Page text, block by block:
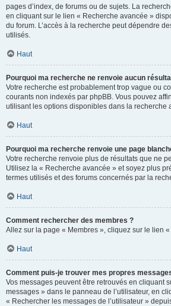
pages d’index, de forums ou de sujets. La
en cliquant sur le lien « Recherche avancée »
du forum. L’accès à la recherche peut dépendre
utilisés.
Haut
Pourquoi ma recherche ne renvoie aucun
Votre recherche est probablement trop vague ou
courants non indexés par phpBB. Vous pouvez
utilisant les options disponibles dans la recherche
Haut
Pourquoi ma recherche renvoie une page
Votre recherche renvoie plus de résultats que ne
Utilisez la « Recherche avancée » et soyez plus
termes utilisés et des forums concernés par la
Haut
Comment rechercher des membres ?
Allez sur la page « Membres », cliquez sur le lien
Haut
Comment puis-je trouver mes propres
Vos messages peuvent être retrouvés en cliquant
messages » dans le panneau de l’utilisateur, en
« Rechercher les messages de l’utilisateur »